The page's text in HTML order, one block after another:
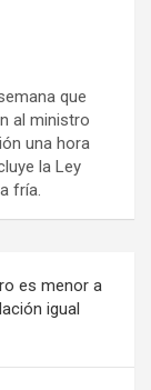
que
al ministro
una hora
la Ley
fría.
es menor a
igual